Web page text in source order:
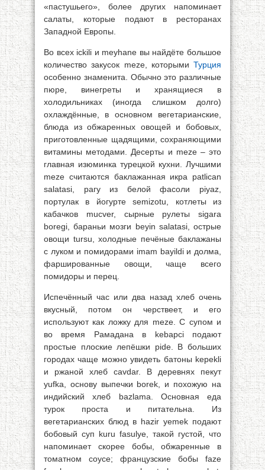
«пастушьего», более других напоминает
салаты, которые подают в ресторанах
Западной Европы.
Во всех ickili и meyhane вы найдёте большое
количество закусок meze, которыми Турция
особенно знаменита. Обычно это различные
пюре, винегреты и хранящиеся в
холодильниках (иногда слишком долго)
охлаждённые, в основном вегетарианские,
блюда из обжаренных овощей и бобовых,
приготовленные щадящими, сохраняющими
витамины методами. Десерты и meze – это
главная изюминка турецкой кухни. Лучшими
meze считаются баклажанная икра patlican
salatasi, рагу из белой фасоли piyaz,
портулак в йогурте semizotu, котлеты из
кабачков mucver, сырные рулеты sigara
boregi, бараньи мозги beyin salatasi, острые
овощи tursu, холодные печёные баклажаны
с луком и помидорами imam bayildi и долма,
фаршированные овощи, чаще всего
помидоры и перец.
Испечённый час или два назад хлеб очень
вкусный, потом он черствеет, и его
используют как ложку для meze. С супом и
во время Рамадана в kebapci подают
простые плоские лепёшки pide. В больших
городах чаще можно увидеть батоны kepekli
и ржаной хлеб cavdar. В деревнях пекут
yufka, основу выпечки borek, и похожую на
индийский хлеб bazlama. Основная еда
турок проста и питательна. Из
вегетарианских блюд в hazir yemek подают
бобовый суп kuru fasulye, такой густой, что
напоминает скорее бобы, обжаренные в
томатном соусе; французские бобы faze